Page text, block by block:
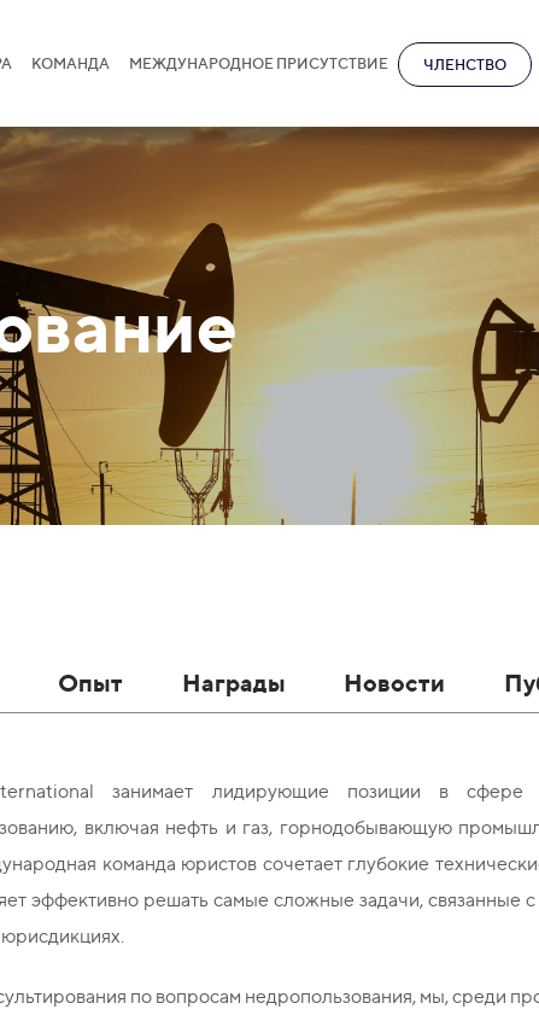
КОМАНДА МЕЖДУНАРОДНОЕ ПРИСУТСТВИЕ ЧЛЕНСТВО
Опыт Награды Новости
занимает лидирующие позиции в сфере
включая нефть и газ, горнодобывающую
команда юристов сочетает глубокие
эффективно решать самые сложные задачи, связанные
по вопросам недропользования, мы, среди